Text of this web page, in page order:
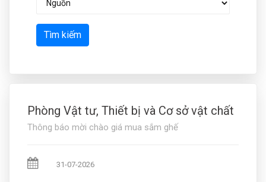
Tìm kiếm
Phòng Vật tư, Thiết bị và Cơ sở vật chất
Thông báo mời chào giá mua sắm ghế
31-07-2026